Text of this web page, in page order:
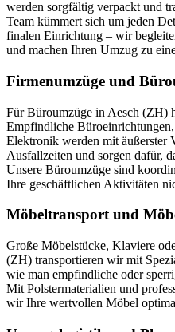
werden sorgfältig verpackt und
Team kümmert sich um jeden
finalen Einrichtung – wir
und machen Ihren Umzug zu
Firmenumzüge und
Für Büroumzüge in Aesch (ZH)
Empfindliche
Elektronik werden mit äußerster
Ausfallzeiten und sorgen dafür,
Unsere Büroumzüge sind
Ihre geschäftlichen Aktivitäten
Möbeltransport und
Große Möbelstücke, Klaviere
(ZH) transportieren wir mit
wie man empfindliche oder
Mit Polstermaterialien und
wir Ihre wertvollen Möbel